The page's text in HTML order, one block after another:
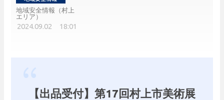
地域安全情報（村上
エリア）
2024.09.02 18:01
【出品受付】第17回村上市美術展